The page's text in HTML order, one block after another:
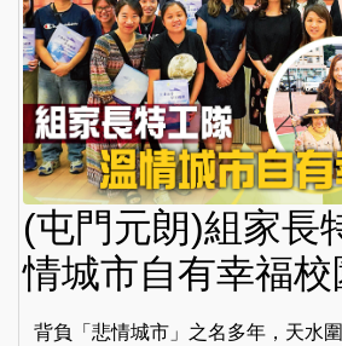
(屯門元朗)組家長
情城市自有幸福校
背負「悲情城市」之名多年，天水